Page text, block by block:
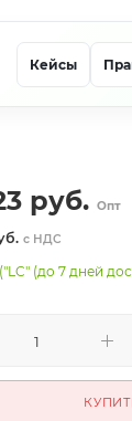
Кейсы
руб. Опт
с НДС
(до 7 дней